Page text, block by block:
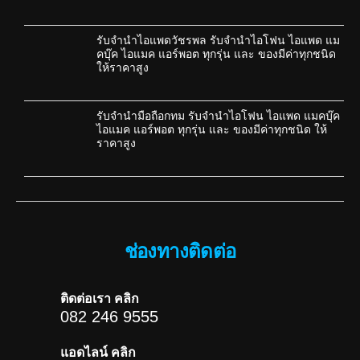
รับจำนำไอแพดวัชรพล รับจำนำไอโฟน ไอแพด แม
คบุ๊ค ไอแมค แอร์พอต ทุกรุ่น และ ของมีค่าทุกชนิด
ให้ราคาสูง
รับจำนำมือถือกทม รับจำนำไอโฟน ไอแพด แมคบุ๊ค
ไอแมค แอร์พอต ทุกรุ่น และ ของมีค่าทุกชนิด ให้
ราคาสูง
ช่องทางติดต่อ
ติดต่อเรา คลิก
082 246 9555
แอดไลน์ คลิก